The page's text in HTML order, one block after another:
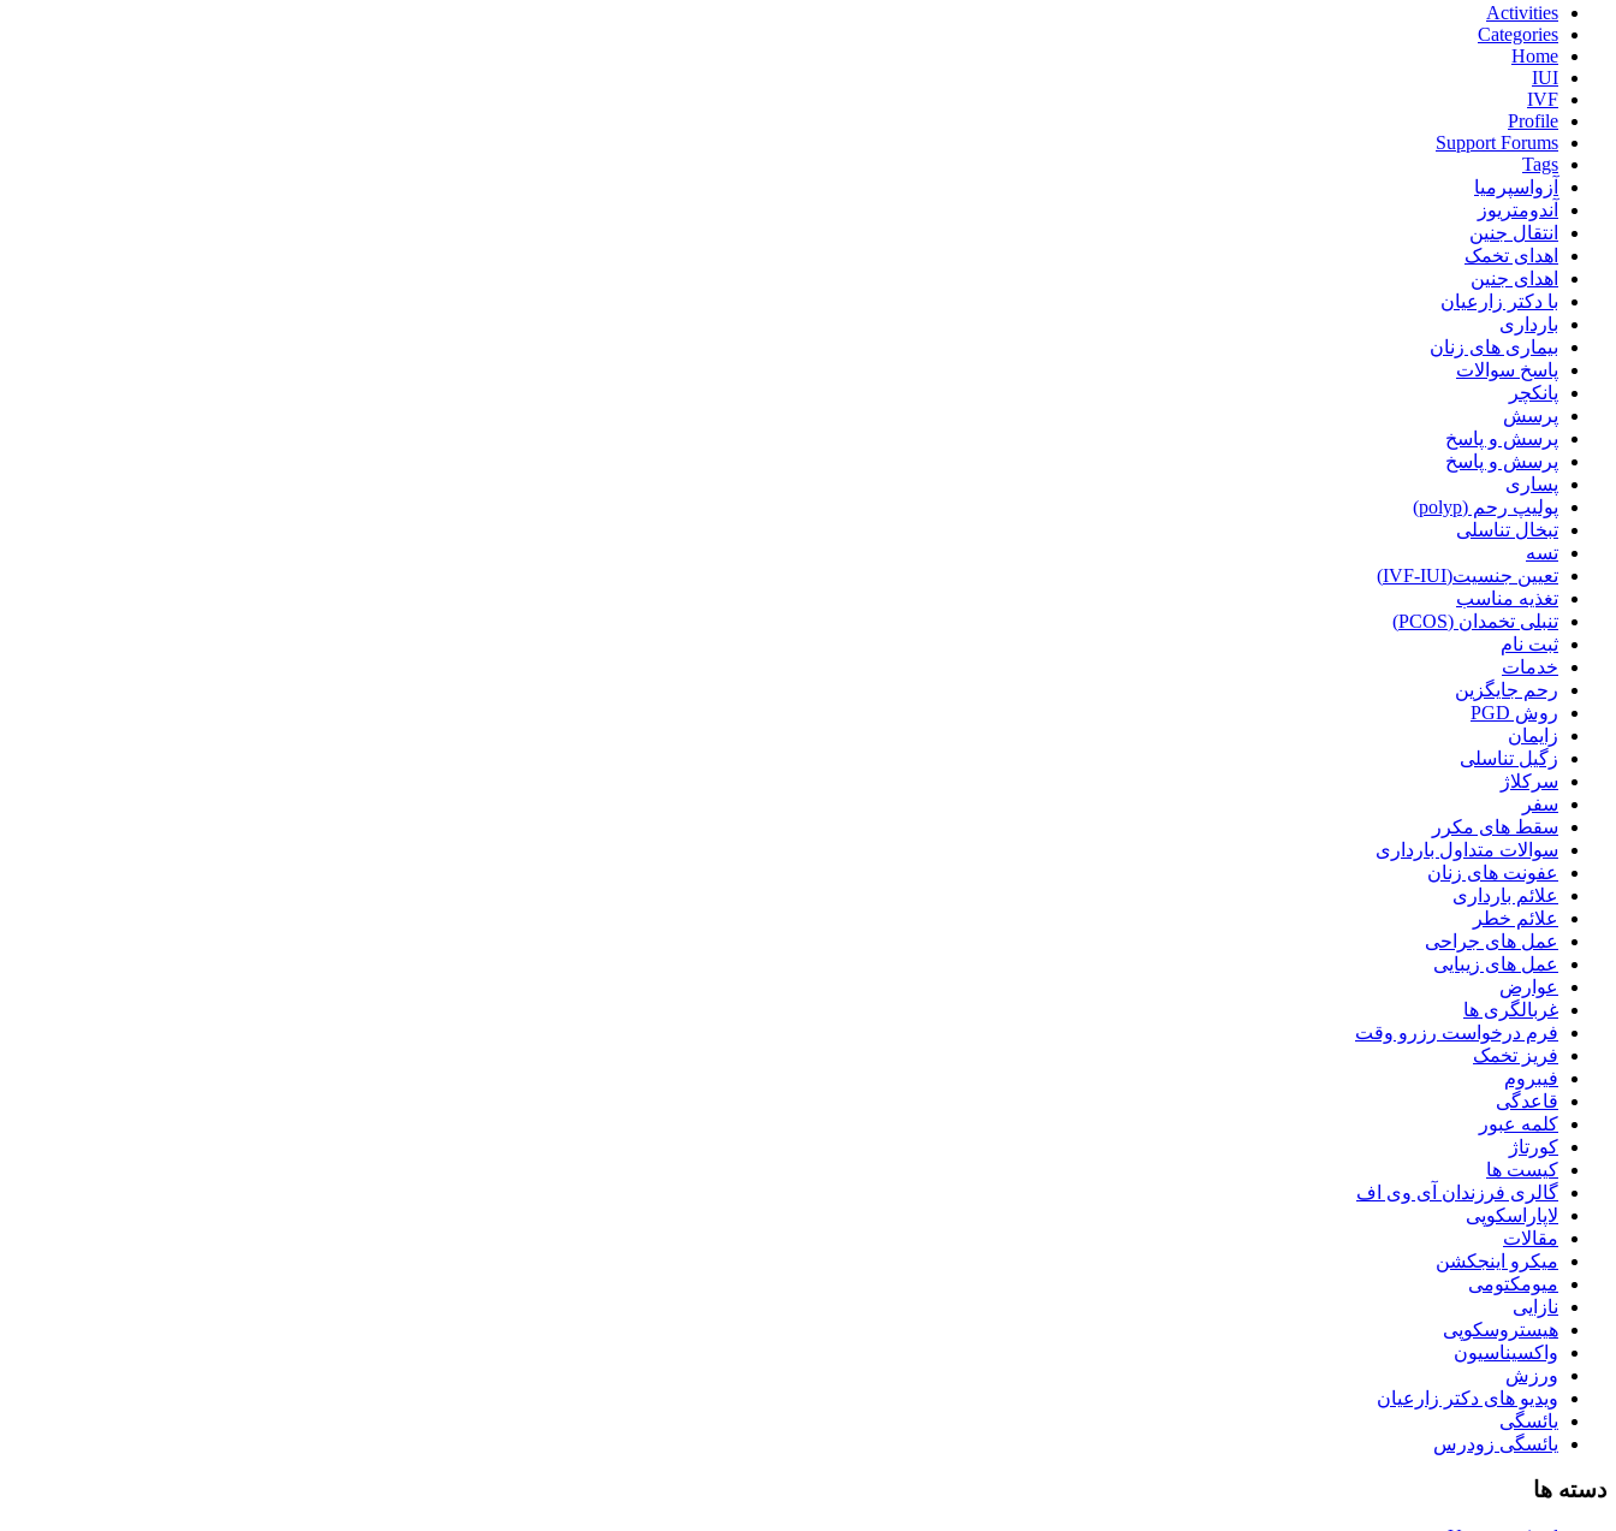
Activities
Categories
Home
IUI
IVF
Profile
Support Forums
Tags
آزواسپرمیا
آندومتریوز
انتقال جنین
اهدای تخمک
اهدای جنین
با دکتر زارعیان
بارداری
بیماری های زنان
پاسخ سوالات
پانکچر
پرسش
پرسش و پاسخ
پرسش و پاسخ
پساری
پولیپ رحم (polyp)
تبخال تناسلی
تسه
تعیین جنسیت(IVF-IUI)
تغذیه مناسب
تنبلی تخمدان (PCOS)
ثبت نام
خدمات
رحم جایگزین
روش PGD
زایمان
زگیل تناسلی
سرکلاژ
سفر
سقط های مکرر
سوالات متداول بارداری
عفونت های زنان
علائم بارداری
علائم خطر
عمل های جراحی
عمل های زیبایی
عوارض
غربالگری ها
فرم درخواست رزرو وقت
فریز تخمک
فیبروم
قاعدگی
کلمه عبور
کورتاژ
کیست ها
گالری فرزندان آی وی اف
لاپاراسکوپی
مقالات
میکرو اینجکشن
میومکتومی
نازایی
هیستروسکوپی
واکسیناسیون
ورزش
ویدیو های دکتر زارعیان
یائسگی
یائسگی زودرس
دسته ها